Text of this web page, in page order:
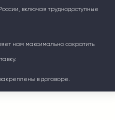
включая труднодоступные
нам максимально сократить
в договоре.